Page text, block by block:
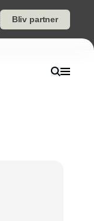
Bliv partner